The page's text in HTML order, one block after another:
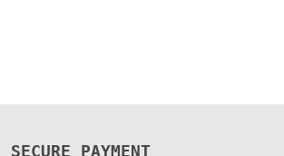
SECURE PAYMENT